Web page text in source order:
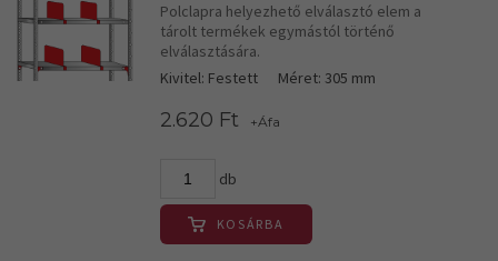
Polclapra helyezhető elválasztó elem a
tárolt termékek egymástól történő
elválasztására.
Kivitel: Festett
Méret: 305 mm
2.620 Ft +Áfa
db
KOSÁRBA